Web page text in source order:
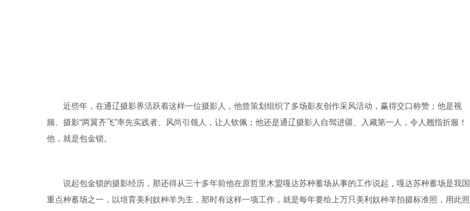
近些年，在通辽摄影界活跃着这样一位摄影人，他曾策划组织了多场影友创作采风活动，赢得交口称赞；他是视
频、摄影“两翼齐飞”率先实践者、风尚引领人，让人钦佩；他还是通辽摄影人自驾进疆、入藏第一人，令人翘指折服！
他，就是包金锁。
说起包金锁的摄影经历，那还得从三十多年前他在原哲里木盟嘎达苏种蓄场从事的工作说起，嘎达苏种蓄场是我国
重点种蓄场之一，以培育美利奴种羊为主，那时有这样一项工作，就是每年要给上万只美利奴种羊拍摄标准照，用此照